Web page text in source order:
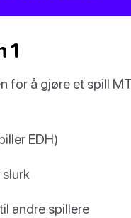
1
for å gjøre et spill
EDH)
andre spillere